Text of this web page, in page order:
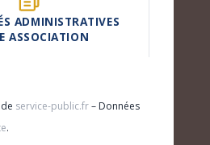
ADMINISTRATIVES
ASSOCIATION
service-public.fr– Données
.